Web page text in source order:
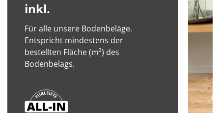
inkl.
Für alle unsere Bodenbeläge.
Entspricht mindestens der
bestellten Fläche (m²) des
Bodenbelags.